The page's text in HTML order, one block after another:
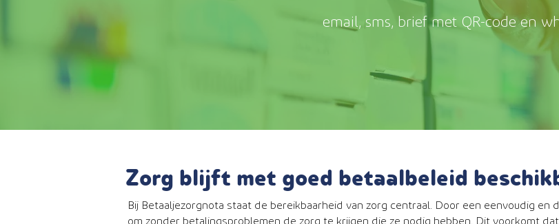
email, sms, brief met QR-code en
Zorg blijft met goed betaalbeleid
Bij Betaaljezorgnota staat de bereikbaarheid van zorg centraal. Door een eenvoudig
om zonder betalingsproblemen de zorg te krijgen die ze nodig hebben. Dit voorkomt